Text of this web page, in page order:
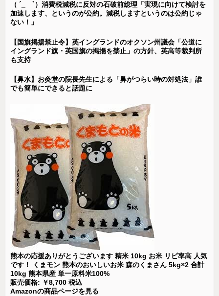
（ ´_ゝ`）消費税減税に反対の石破前総理「実現に向けて検討を
加速します、というのが公約。減税しますというのは公約じゃ
ない！」
【国旗掲揚禁止令】英イングランドのオクソン州議会「公道に
イングランド旗・英国旗の掲揚を禁止」の方針、英高等裁判所
も支持
【鼻水】お灸堂の院長先生による「鼻がつらい時の対処法」誰
でも簡単にできると話題に
熊本の応援ありがとうございます 精米 10kg お米 リピ率高 人気
です！ くまモン 熊本のおいしいお米 森のくまさん 5kg×2 合計
10kg 熊本県産 単一原料米100%
販売価格: ￥8,700 税込
Amazonの商品ページを見る